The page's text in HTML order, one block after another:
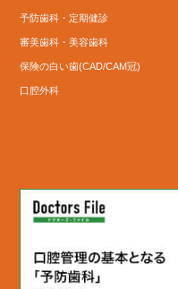
予防歯科・定期健診
審美歯科・美容歯科
保険の白い歯(CAD/CAM冠)
口腔外科